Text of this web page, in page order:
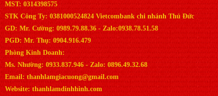
MST: 0314398575
STK Công Ty: 0381000524824 Vietcombank chi nhánh Thủ Đức
GD: Mr. Cường: 0989.79.88.36 - Zalo:0938.78.51.58
PGD: Mr. Thụ: 0904.916.479
Phòng Kinh Doanh:
Ms. Nhường: 0933.837.946 - Zalo: 0896.49.32.68
Email: thanhlamgiacuong@gmail.com
Website: thanhlamdinhhinh.com